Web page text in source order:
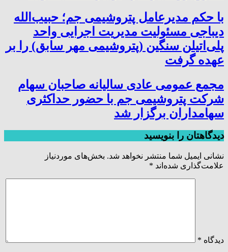
با حکم مدیرعامل پتروشیمی جم؛ حبیب‌الله
دیباجی مسئولیت مدیریت اجرایی واحد
پلی‌اتیلن سنگین (پتروشیمی مهر سابق) را بر
عهده گرفت
مجمع عمومی عادی سالیانه صاحبان سهام
شرکت پتروشیمی جم با حضور حداکثری
سهامداران برگزار شد
دیدگاهتان را بنویسید
نشانی ایمیل شما منتشر نخواهد شد. بخش‌های موردنیاز
علامت‌گذاری شده‌اند *
دیدگاه *